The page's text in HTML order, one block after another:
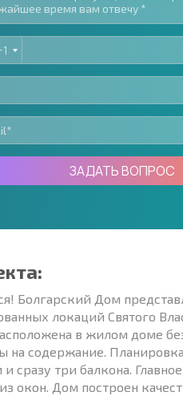
рассылку | Нажимая кнопку, вы
своих данных.
Отправить сообщение
ЗАДАТЬ ВОПРОС
Болгарский Дом
локаций Святого
в жилом доме
содержание.
сразу три балкона.
окон. Дом построен